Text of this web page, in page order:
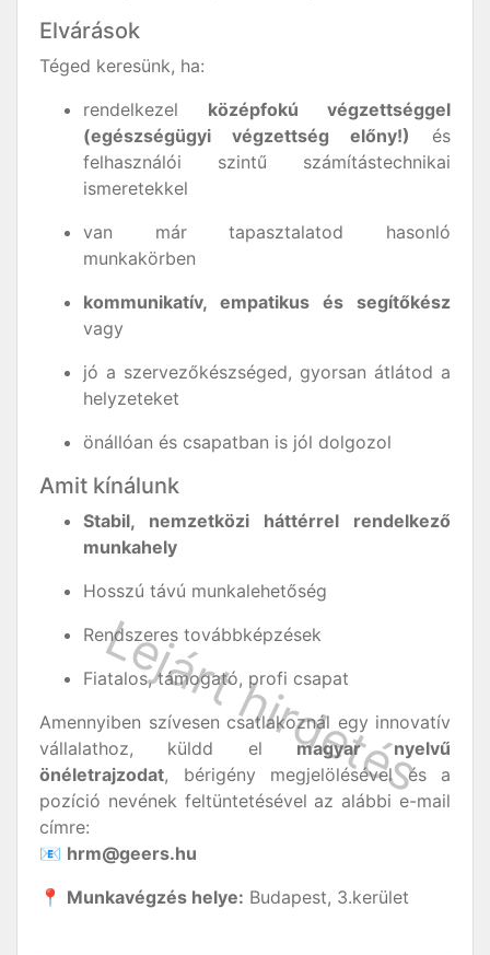
Elvárások
Téged keresünk, ha:
rendelkezel középfokú végzettséggel
(egészségügyi végzettség előny!) és
felhasználói szintű számítástechnikai
ismeretekkel
van már tapasztalatod hasonló
munkakörben
kommunikatív, empatikus és segítőkész
vagy
jó a szervezőkészséged, gyorsan átlátod a
helyzeteket
önállóan és csapatban is jól dolgozol
Amit kínálunk
Stabil, nemzetközi háttérrel rendelkező
munkahely
Hosszú távú munkalehetőség
Rendszeres továbbképzések
Fiatalos, támogató, profi csapat
Amennyiben szívesen csatlakoznál egy innovatív
vállalathoz, küldd el magyar nyelvű
önéletrajzodat, bérigény megjelölésével és a
pozíció nevének feltüntetésével az alábbi e-mail
címre:
📧 hrm@geers.hu
📍 Munkavégzés helye: Budapest, 3.kerület